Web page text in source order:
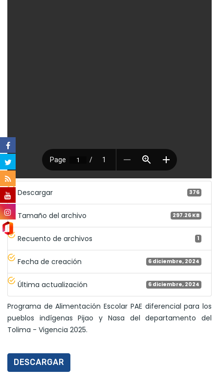
Descargar 376
Tamaño del archivo 297.26 KB
Recuento de archivos 1
Fecha de creación 6 diciembre, 2024
Última actualización 6 diciembre, 2024
Programa de Alimentación Escolar PAE diferencial para los
pueblos indígenas Pijao y Nasa del departamento del
Tolima - Vigencia 2025.
DESCARGAR